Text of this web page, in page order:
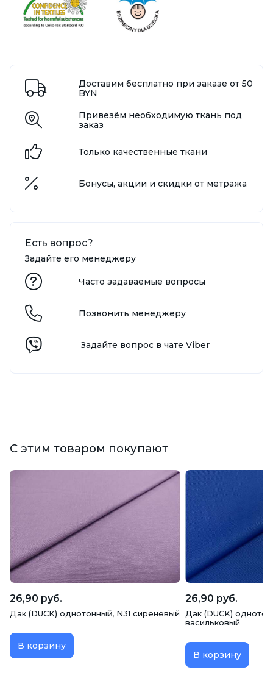
Доставим бесплатно при заказе от 50
BYN
Привезём необходимую ткань под
заказ
Только качественные ткани
Бонусы, акции и скидки от метража
Есть вопрос?
Задайте его менеджеру
Часто задаваемые вопросы
Позвонить менеджеру
Задайте вопрос в чате Viber
С этим товаром покупают
26,90 руб.
Дак (DUCK) однотонный, N31 сиреневый
В корзину
26,90 руб.
Дак (DUCK)
васильковый
В корзину